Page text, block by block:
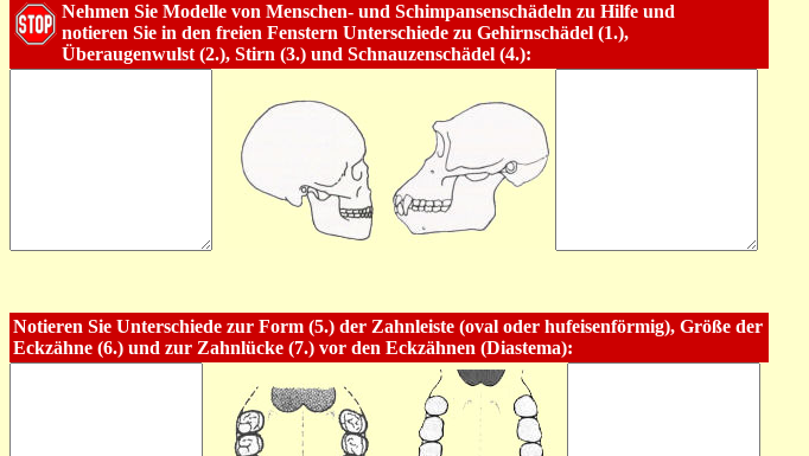
Nehmen Sie Modelle von Menschen- und Schimpansenschädeln zu Hilfe und
notieren Sie in den freien Fenstern Unterschiede zu Gehirnschädel (1.),
Überaugenwulst (2.), Stirn (3.) und Schnauzenschädel (4.):
Notieren Sie Unterschiede zur Form (5.) der Zahnleiste (oval oder hufeisenförmig), Größe der
Eckzähne (6.) und zur Zahnlücke (7.) vor den Eckzähnen (Diastema):